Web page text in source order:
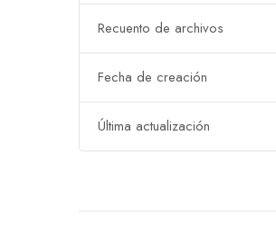
Recuento de archivos
Fecha de creación
Última actualización